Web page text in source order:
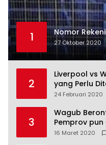
1 Nomor
27 Oktober 2020
2
Liverpool vs
yang Perlu
24 Februari 2020
3
Wagub
Pemprov pun
16 Maret 2020